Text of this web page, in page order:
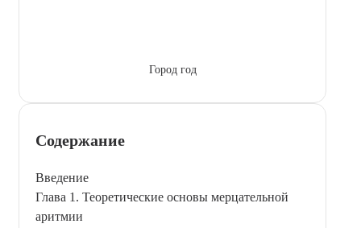
Город год
Содержание
Введение
Глава 1. Теоретические основы мерцательной
аритмии